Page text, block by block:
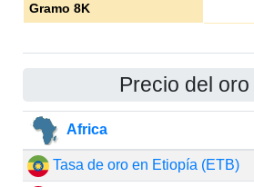
Gramo 8K
Precio del
Africa
Tasa de oro en Etiopía (ETB)